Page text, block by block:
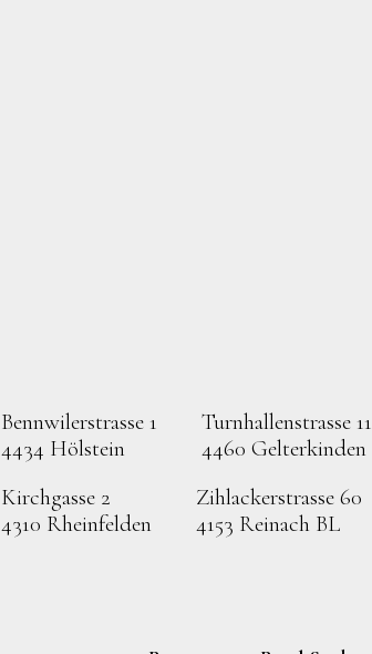
Bennwilerstrasse 1
4434 Hölstein
Turnhallenstrasse 11
4460 Gelterkinden
Kirchgasse 2
4310 Rheinfelden
Zihlackerstrasse 60
4153 Reinach BL